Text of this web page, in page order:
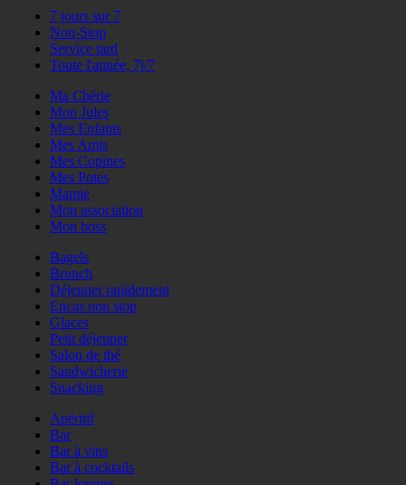
7 jours sur 7
Non-Stop
Service tard
Toute l'année, 7j/7
Ma Chérie
Mon Jules
Mes Enfants
Mes Amis
Mes Copines
Mes Potes
Mamie
Mon association
Mon boss
Bagels
Brunch
Déjeuner rapidement
Encas non stop
Glaces
Petit déjeuner
Salon de thé
Sandwicherie
Snacking
Apéritif
Bar
Bar à vins
Bar à cocktails